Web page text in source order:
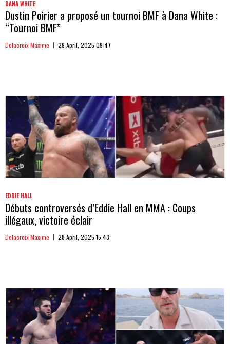
DANA WHITE
Dustin Poirier a proposé un tournoi BMF à Dana White :
“Tournoi BMF”
Delacroix Maxime 29 April, 2025 09:47
EDDIE HALL
Débuts controversés d’Eddie Hall en MMA : Coups
illégaux, victoire éclair
Delacroix Maxime 28 April, 2025 15:43